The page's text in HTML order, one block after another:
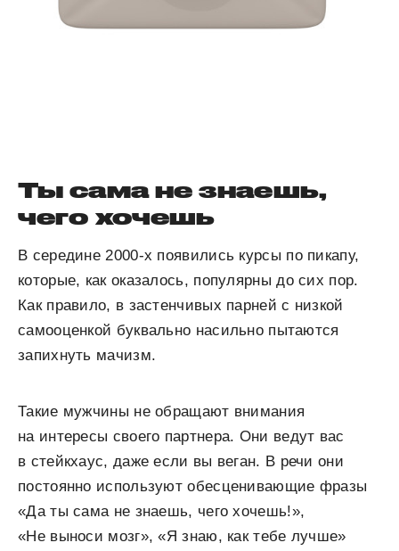
Ты сама не знаешь,
чего хочешь
В середине 2000-х появились курсы по пикапу,
которые, как оказалось, популярны до сих пор.
Как правило, в застенчивых парней с низкой
самооценкой буквально насильно пытаются
запихнуть мачизм.
Такие мужчины не обращают внимания
на интересы своего партнера. Они ведут вас
в стейкхаус, даже если вы веган. В речи они
постоянно используют обесценивающие фразы
«Да ты сама не знаешь, чего хочешь!»,
«Не выноси мозг», «Я знаю, как тебе лучше»